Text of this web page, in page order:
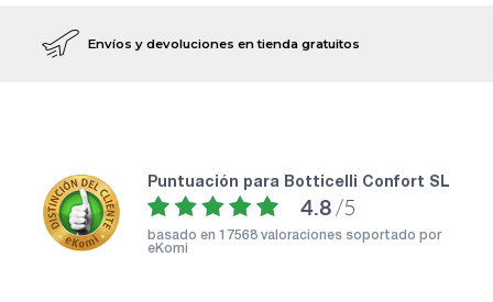
Envíos y devoluciones en tienda gratuitos
puntuación para Botticelli Confort SL
4.8 /5
basado en 17568 valoraciones soportado por
eKomi